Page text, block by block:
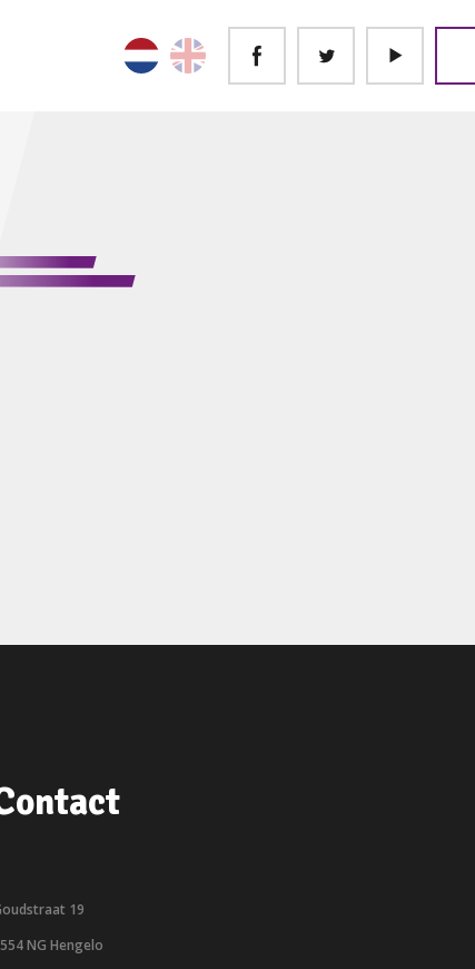
19
NG Hengelo